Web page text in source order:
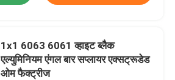
1x1 6063 6061 व्हाइट ब्लैक
एल्युमिनियम एंगल बार सप्लायर एक्सट्रूडेड
ओम फैक्ट्रीज